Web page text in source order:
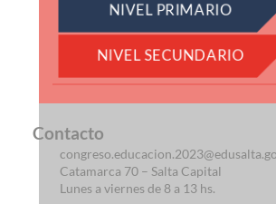
NIVEL PRIMARIO
NIVEL SECUNDARIO
Contacto
Catamarca 70 – Salta Capital
Lunes a viernes de 8 a 13 hs.